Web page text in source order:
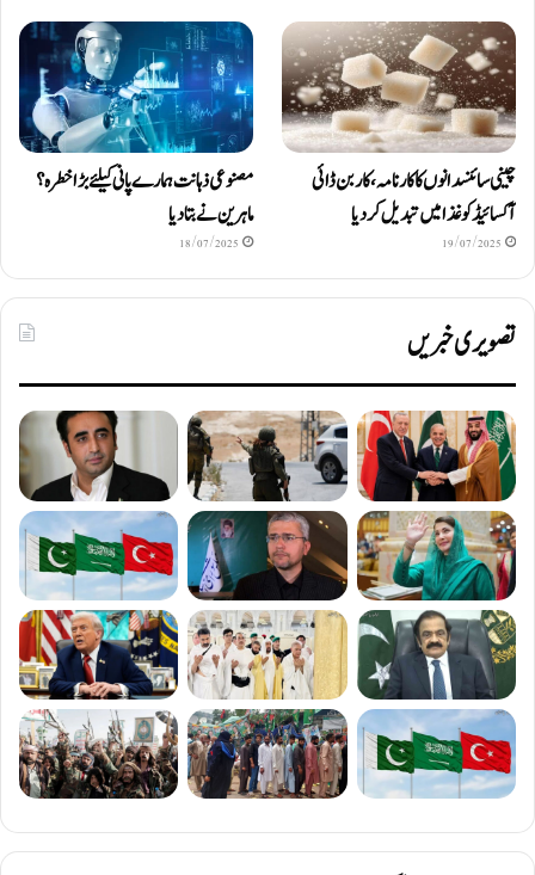
چینی سائنسدانوں کا کارنامہ، کاربن ڈائی
آکسائیڈ کو غذا میں تبدیل کردیا
19/07/2025
مصنوعی ذہانت ہمارے پانی کیلئے بڑا خطرہ؟
ماہرین نے بتا دیا
18/07/2025
تصویری خبریں